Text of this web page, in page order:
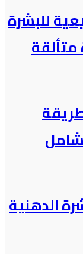
للبشرة
متألقة
الدهنية